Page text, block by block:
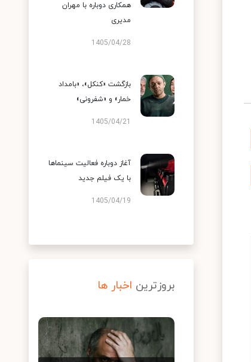
همکاری دوباره با مهران
مدیری
1405/04/28
بازگشت «کنکل»، «بامداد
خمار» و «شفرونی»
1405/04/21
آغاز دوباره فعالیت سینماها
با یک فیلم جدید
1405/04/19
بروزترین اخبار ها